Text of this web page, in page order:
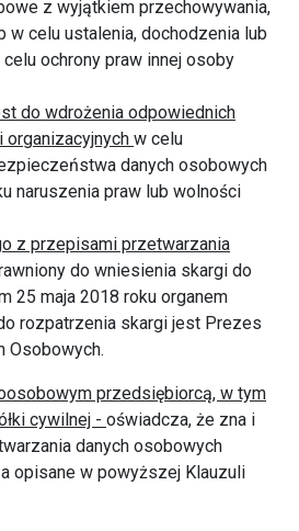
z wyjątkiem przechowywania,
w celu ustalenia, dochodzenia lub
ochrony praw innej osoby
do wdrożenia odpowiednich
w celu
danych osobowych
naruszenia praw lub wolności
z przepisami przetwarzania
do wniesienia skargi do
25 maja 2018 roku organem
rozpatrzenia skargi jest Prezes
Osobowych.
przedsiębiorcą, w tym
cywilnej - oświadcza, że zna i
danych osobowych
opisane w powyższej Klauzuli